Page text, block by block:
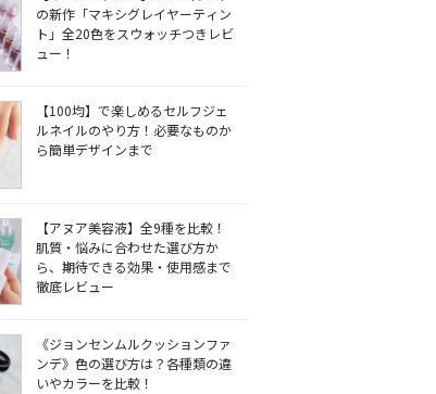
の新作「マキシグレイヤーティン
ト」全20色をスウォッチつきレビ
ュー！
【100均】で楽しめるセルフジェ
ルネイルのやり方！必要なものか
ら簡単デザインまで
【アヌア美容液】全9種を比較！
肌質・悩みに合わせた選び方か
ら、期待できる効果・使用感まで
徹底レビュー
《ジョンセンムルクッションファ
ンデ》色の選び方は？各種類の違
いやカラーを比較！